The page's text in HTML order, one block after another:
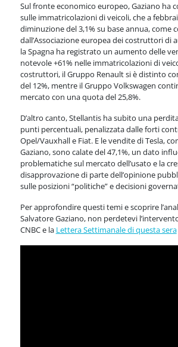
Sul fronte economico europeo, Gaziano ha
sulle immatricolazioni di veicoli, che a
diminuzione del 3,1% su base annua, come
dall’Associazione europea dei costruttori di
la Spagna ha registrato un aumento delle
notevole +61% nelle immatricolazioni di
costruttori, il Gruppo Renault si è distinto
del 12%, mentre il Gruppo Volkswagen
mercato con una quota del 25,8%.
D’altro canto, Stellantis ha subito una
punti percentuali, penalizzata dalle forti
Opel/Vauxhall e Fiat. E le vendite di Tesla,
Gaziano, sono calate del 47,1%, un dato
problematiche sul mercato dell’usato e la
disapprovazione di parte dell’opinione
sulle posizioni “politiche” e decisioni
Per approfondire questi temi e scoprire
Salvatore Gaziano, non perdetevi
CNBC e la Lettera Settimanale di questa sera